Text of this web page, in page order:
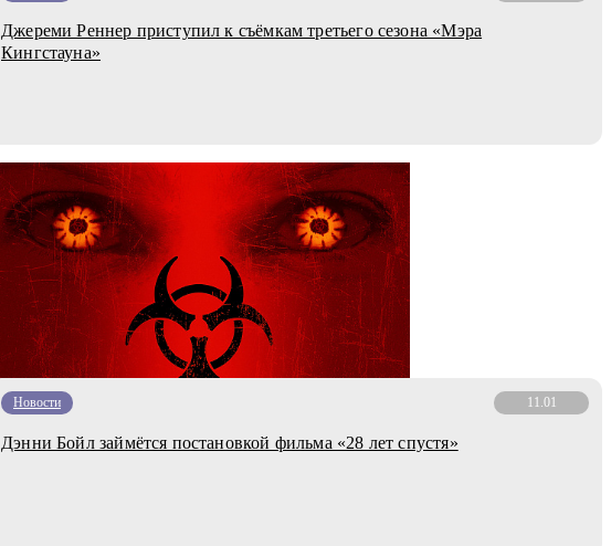
Джереми Реннер приступил к съёмкам третьего сезона «Мэра
Кингстауна»
Новости 11.01
Дэнни Бойл займётся постановкой фильма «28 лет спустя»